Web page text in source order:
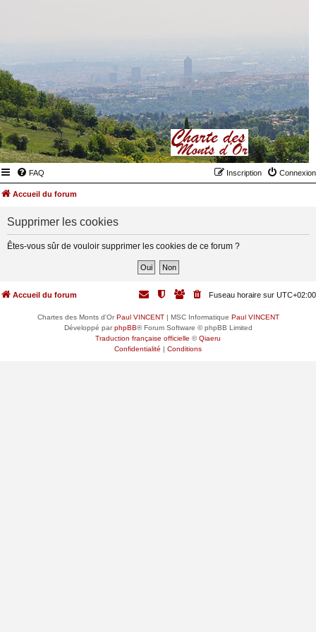
FAQ Connexion
Inscription
Accueil du forum
Supprimer les cookies
Êtes-vous sûr de vouloir supprimer les cookies de ce forum ?
Accueil du forum Fuseau horaire sur UTC+02:00
Chartes des Monts d'OrPaul VINCENT| MSC Informatique Paul VINCENT
Développé parphpBB® Forum Software © phpBB Limited
Traduction française officielle ©Qiaeru
Confidentialité | Conditions